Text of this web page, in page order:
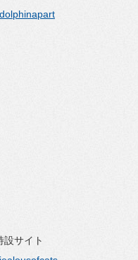
設サイト